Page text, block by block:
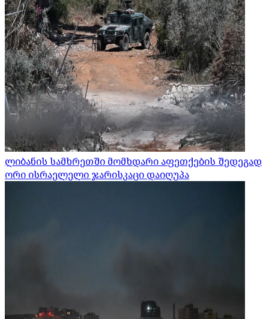
ლიბანის სამხრეთში მომხდარი აფეთქების შედეგად
ორი ისრაელელი ჯარისკაცი დაიღუპა